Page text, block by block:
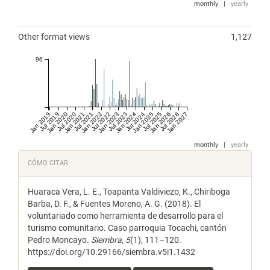
monthly | yearly
Other format views 1,127
Jan 2019
Jul 2019
Jan 2020
Jul 2020
Jan 2021
Jul 2021
Jan 2022
Jul 2022
Jan 2023
Jul 2023
Jan 2024
Jul 2024
Jan 2025
Jul 2025
Jan 2026
Jul 2026
Jan 2027
96
monthly | yearly
Detalles
del
artículo
CÓMO CITAR
Huaraca Vera, L. E., Toapanta Valdiviezo, K., Chiriboga
Barba, D. F., & Fuentes Moreno, A. G. (2018). El
voluntariado como herramienta de desarrollo para el
turismo comunitario. Caso parroquia Tocachi, cantón
Pedro Moncayo. Siembra, 5(1), 111–120.
https://doi.org/10.29166/siembra.v5i1.1432